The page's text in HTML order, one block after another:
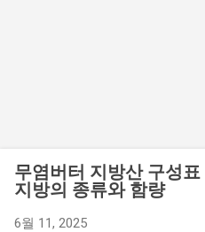
무염버터 지방산 구성
지방의 종류와 함량
6월 11, 2025